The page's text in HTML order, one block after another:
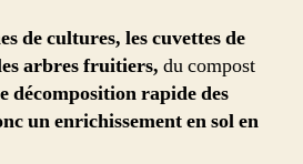
de cultures, les cuvettes de
arbres fruitiers, du compost
décomposition rapide des
un enrichissement en sol en